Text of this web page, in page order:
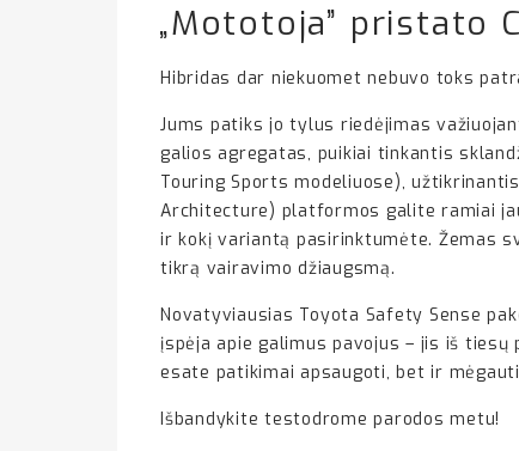
„Mototoja” pristato
Hibridas dar niekuomet nebuvo toks
Jums patiks jo tylus riedėjimas
galios agregatas, puikiai tinkantis
Touring Sports modeliuose),
Architecture) platformos galite ramiai
ir kokį variantą pasirinktumėte. Žemas
tikrą vairavimo džiaugsmą.
Novatyviausias Toyota Safety Sense
įspėja apie galimus pavojus – jis iš
esate patikimai apsaugoti, bet ir
Išbandykite testodrome parodos metu!